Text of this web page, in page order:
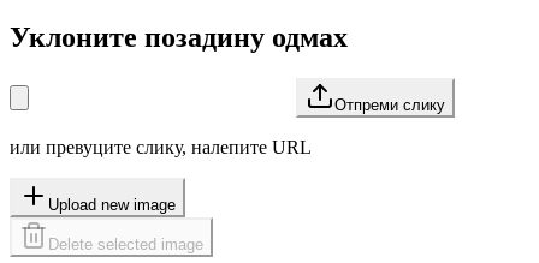
Уклоните позадину одмах
Отпреми слику
или превуците слику, налепите URL
Upload new image
Delete selected image